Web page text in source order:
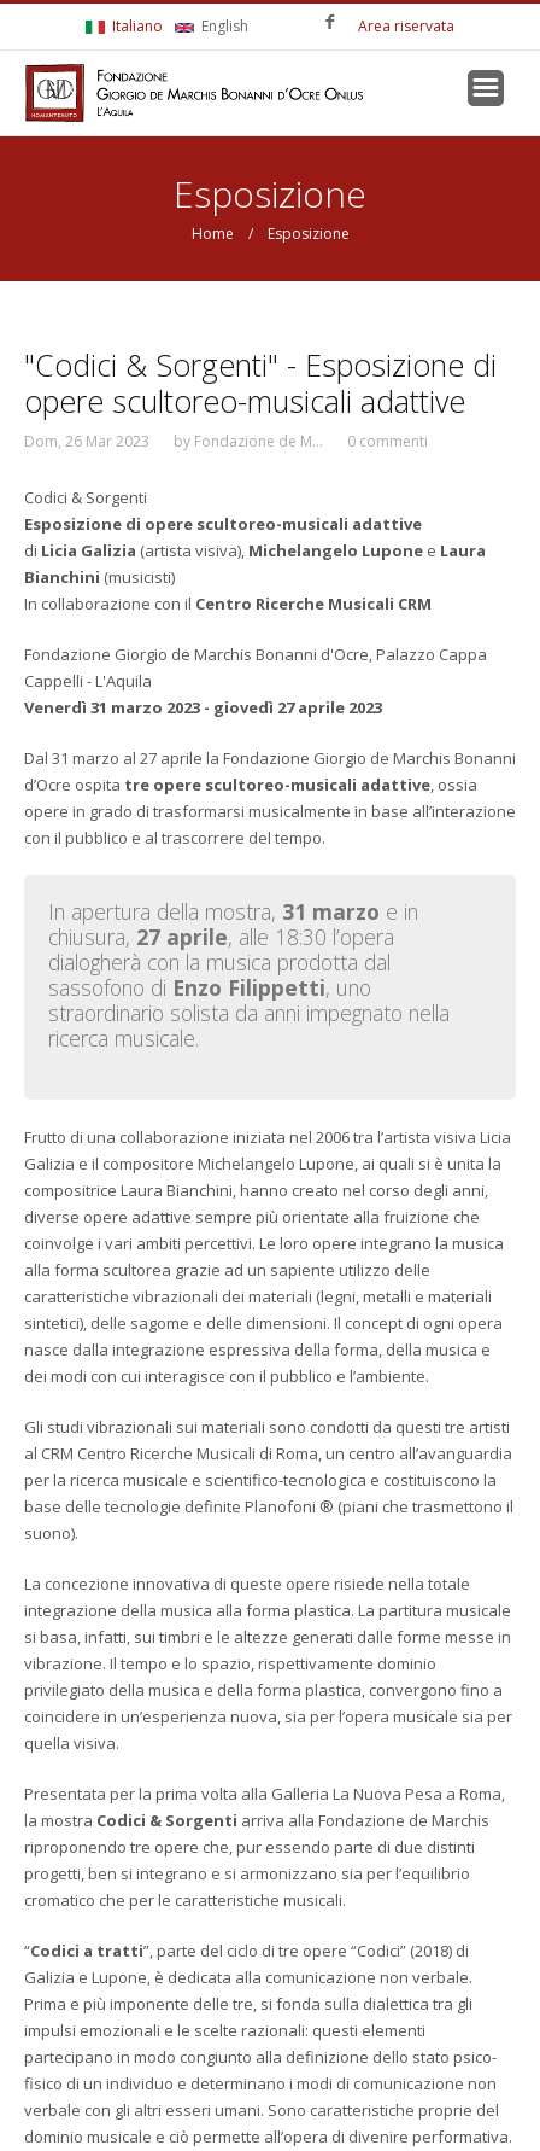
Italiano English Area riservata
Esposizione
Home / Esposizione
"Codici & Sorgenti" - Esposizione di
opere scultoreo-musicali adattive
Dom, 26 Mar 2023 by Fondazione de M... 0 commenti
Codici & Sorgenti
Esposizione di opere scultoreo-musicali adattive
di Licia Galizia (artista visiva), Michelangelo Lupone e Laura
Bianchini (musicisti)
In collaborazione con il Centro Ricerche Musicali CRM
Fondazione Giorgio de Marchis Bonanni d'Ocre, Palazzo Cappa
Cappelli - L'Aquila
Venerdì 31 marzo 2023 - giovedì 27 aprile 2023
Dal 31 marzo al 27 aprile la Fondazione Giorgio de Marchis Bonanni
d’Ocre ospita tre opere scultoreo-musicali adattive, ossia
opere in grado di trasformarsi musicalmente in base all’interazione
con il pubblico e al trascorrere del tempo.
In apertura della mostra, 31 marzo e in
chiusura, 27 aprile, alle 18:30 l’opera
dialogherà con la musica prodotta dal
sassofono di Enzo Filippetti, uno
straordinario solista da anni impegnato nella
ricerca musicale.
Frutto di una collaborazione iniziata nel 2006 tra l’artista visiva Licia
Galizia e il compositore Michelangelo Lupone, ai quali si è unita la
compositrice Laura Bianchini, hanno creato nel corso degli anni,
diverse opere adattive sempre più orientate alla fruizione che
coinvolge i vari ambiti percettivi. Le loro opere integrano la musica
alla forma scultorea grazie ad un sapiente utilizzo delle
caratteristiche vibrazionali dei materiali (legni, metalli e materiali
sintetici), delle sagome e delle dimensioni. Il concept di ogni opera
nasce dalla integrazione espressiva della forma, della musica e
dei modi con cui interagisce con il pubblico e l’ambiente.
Gli studi vibrazionali sui materiali sono condotti da questi tre artisti
al CRM Centro Ricerche Musicali di Roma, un centro all’avanguardia
per la ricerca musicale e scientifico-tecnologica e costituiscono la
base delle tecnologie definite Planofoni ® (piani che trasmettono il
suono).
La concezione innovativa di queste opere risiede nella totale
integrazione della musica alla forma plastica. La partitura musicale
si basa, infatti, sui timbri e le altezze generati dalle forme messe in
vibrazione. Il tempo e lo spazio, rispettivamente dominio
privilegiato della musica e della forma plastica, convergono fino a
coincidere in un’esperienza nuova, sia per l’opera musicale sia per
quella visiva.
Presentata per la prima volta alla Galleria La Nuova Pesa a Roma,
la mostra Codici & Sorgenti arriva alla Fondazione de Marchis
riproponendo tre opere che, pur essendo parte di due distinti
progetti, ben si integrano e si armonizzano sia per l’equilibrio
cromatico che per le caratteristiche musicali.
“Codici a tratti”, parte del ciclo di tre opere “Codici” (2018) di
Galizia e Lupone, è dedicata alla comunicazione non verbale.
Prima e più imponente delle tre, si fonda sulla dialettica tra gli
impulsi emozionali e le scelte razionali: questi elementi
partecipano in modo congiunto alla definizione dello stato psico-
fisico di un individuo e determinano i modi di comunicazione non
verbale con gli altri esseri umani. Sono caratteristiche proprie del
dominio musicale e ciò permette all’opera di divenire performativa.